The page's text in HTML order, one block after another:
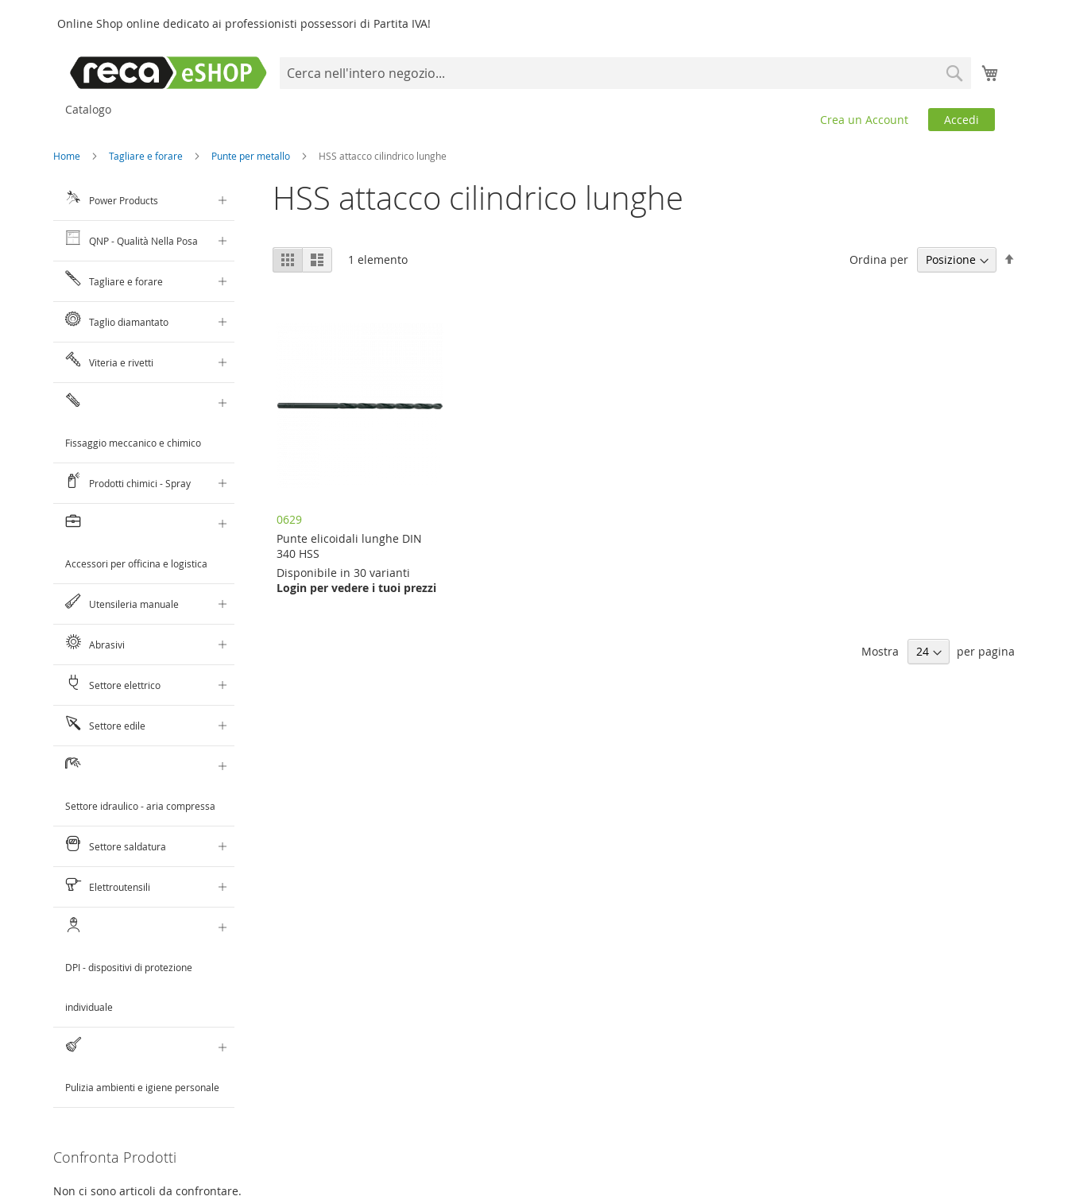
Online Shop online dedicato ai professionisti possessori di Partita IVA!
Carrello
Crea un Account Accedi
Catalogo
Home Tagliare e forare Punte per metallo HSS attacco cilindrico lunghe
HSS attacco cilindrico lunghe
Mostra
come
GrigliaLista 1 elemento Ordina per
Imposta
0629
Punte elicoidali lunghe DIN
340 HSS
Disponibile in 30 varianti
Login per vedere i tuoi prezzi
Aggiungi al Carrello
AGGIUNGI
CONFRONTO
Mostra per pagina
Power Products
QNP - Qualità Nella Posa
Tagliare e forare
Taglio diamantato
Viteria e rivetti
Fissaggio meccanico e chimico
Prodotti chimici - Spray
Accessori per officina e logistica
Utensileria manuale
Abrasivi
Settore elettrico
Settore edile
Settore idraulico - aria compressa
Settore saldatura
Elettroutensili
DPI - dispositivi di protezione
individuale
Pulizia ambienti e igiene personale
Confronta Prodotti
Non ci sono articoli da confrontare.